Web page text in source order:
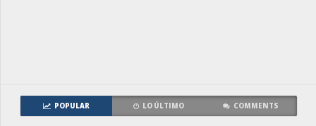
POPULAR LO ÚLTIMO COMMENTS